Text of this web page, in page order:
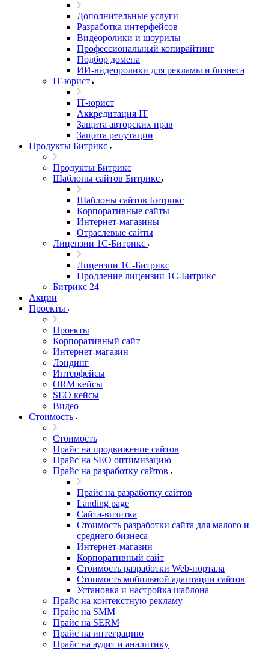
Дополнительные услуги
Разработка интерфейсов
Видеоролики и шоурилы
Профессиональный копирайтинг
Подбор домена
ИИ-видеоролики для рекламы и бизнеса
IT-юрист
IT-юрист
Аккредитация IT
Защита авторских прав
Защита репутации
Продукты Битрикс
Продукты Битрикс
Шаблоны сайтов Битрикс
Шаблоны сайтов Битрикс
Корпоративные сайты
Интернет-магазины
Отраслевые сайты
Лицензии 1С-Битрикс
Лицензии 1С-Битрикс
Продление лицензии 1С-Битрикс
Битрикс 24
Акции
Проекты
Проекты
Корпоративный сайт
Интернет-магазин
Лэндинг
Интерфейсы
ORM кейсы
SEO кейсы
Видео
Стоимость
Стоимость
Прайс на продвижение сайтов
Прайс на SEO оптимизацию
Прайс на разработку сайтов
Прайс на разработку сайтов
Landing page
Cайта-визитка
Стоимость разработки сайта для малого и
среднего бизнеса
Интернет-магазин
Корпоративный сайт
Стоимость разработки Web-портала
Стоимость мобильной адаптации сайтов
Установка и настройка шаблона
Прайс на контекстную рекламу
Прайс на SMM
Прайс на SERM
Прайс на интеграцию
Прайс на аудит и аналитику